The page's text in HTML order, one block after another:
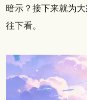
暗示？接下来就为
往下看。